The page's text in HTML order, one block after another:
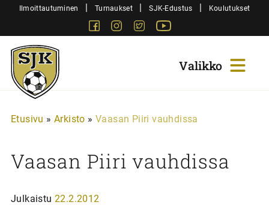
SiirryIlmoittautuminen | Turnaukset | SJK-Edustus | Koulutukset
FacebookInstagram
Twitter
Sjk-
Juniorit
Etusivu » Arkisto » Vaasan Piiri vauhdissa
Vaasan Piiri vauhdissa
Julkaistu 22.2.2012